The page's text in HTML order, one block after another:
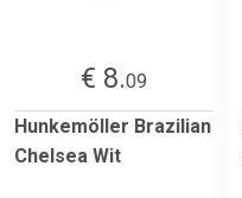
€ 8.09
Hunkemöller Brazilian
Chelsea Wit